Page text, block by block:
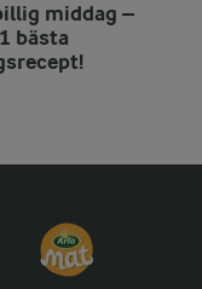
middag –
bästa